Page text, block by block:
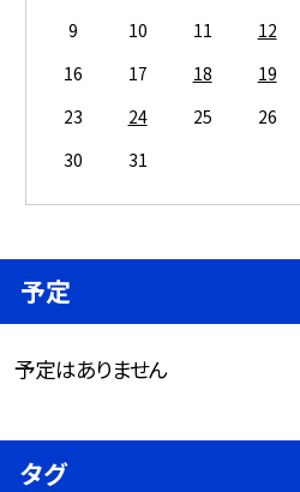
9
10 11 12
16
17 18 19
23
24 25 26
30
31
予定
予定はありません
タグ